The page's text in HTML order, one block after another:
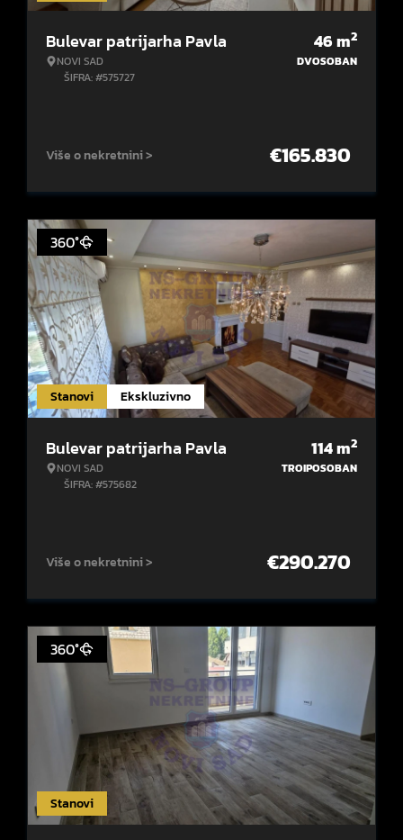
Bulevar patrijarha Pavla
NOVI SAD
ŠIFRA: #575727
46m2
DVOSOBAN
Više o nekretnini > €165.830
Stanovi Ekskluzivno
360°
Bulevar patrijarha Pavla
NOVI SAD
ŠIFRA: #575682
114m2
TROIPOSOBAN
Više o nekretnini > €290.270
Stanovi
360°